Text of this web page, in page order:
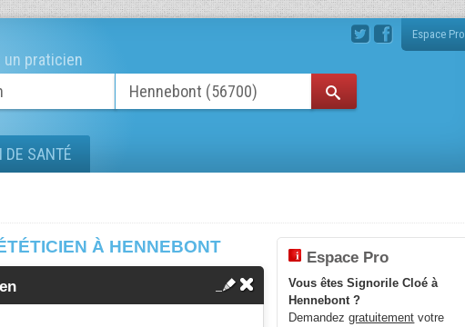
Espace Pro
un praticien
DE SANTÉ
À HENNEBONT
Espace Pro
Vous êtes Signorile Cloé à
Hennebont ?
Demandezgratuitement votre